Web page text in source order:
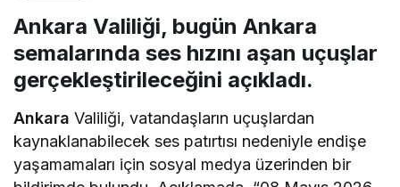
Ankara Valiliği, bugün Ankara
semalarında ses hızını aşan uçuşlar
gerçekleştirileceğini açıkladı.
Ankara Valiliği, vatandaşların uçuşlardan
kaynaklanabilecek ses patırtısı nedeniyle endişe
yaşamamaları için sosyal medya üzerinden bir